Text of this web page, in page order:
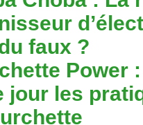
faux ?
Power
jour les